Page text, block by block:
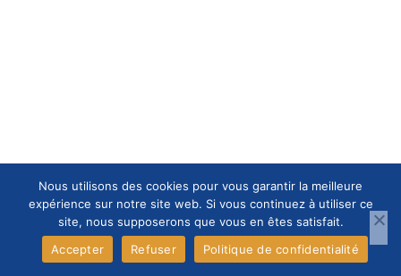
Nous utilisons des cookies pour vous garantir la meilleure
expérience sur notre site web. Si vous continuez à utiliser ce
site, nous supposerons que vous en êtes satisfait.
Accepter
Refuser Politique de confidentialité